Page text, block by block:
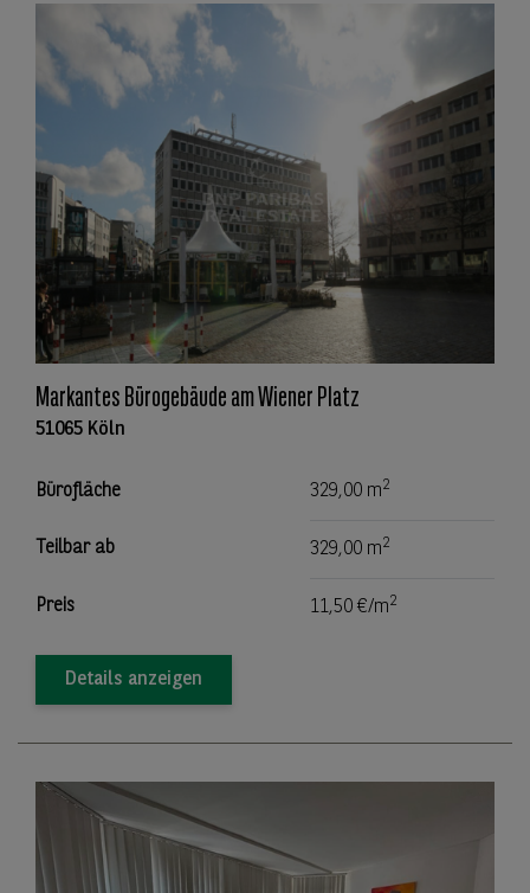
Markantes Bürogebäude am Wiener Platz
51065 Köln
Bürofläche 329,00 m2
Teilbar ab 329,00 m2
Preis 11,50 €/m2
Details anzeigen